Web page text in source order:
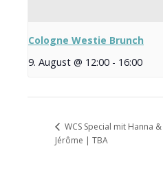
Cologne Westie Brunch
9. August @ 12:00 - 16:00
WCS Special mit Hanna &
Jérôme | TBA